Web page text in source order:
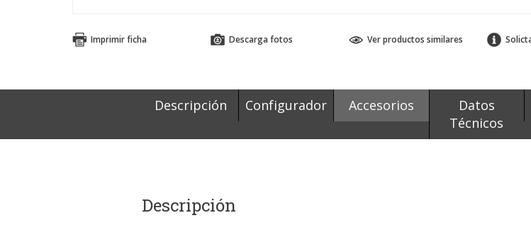
Imprimir ficha Descarga fotos Ver productos similares
Descripción Configurador Accesorios
Datos
Técnicos
Descripción